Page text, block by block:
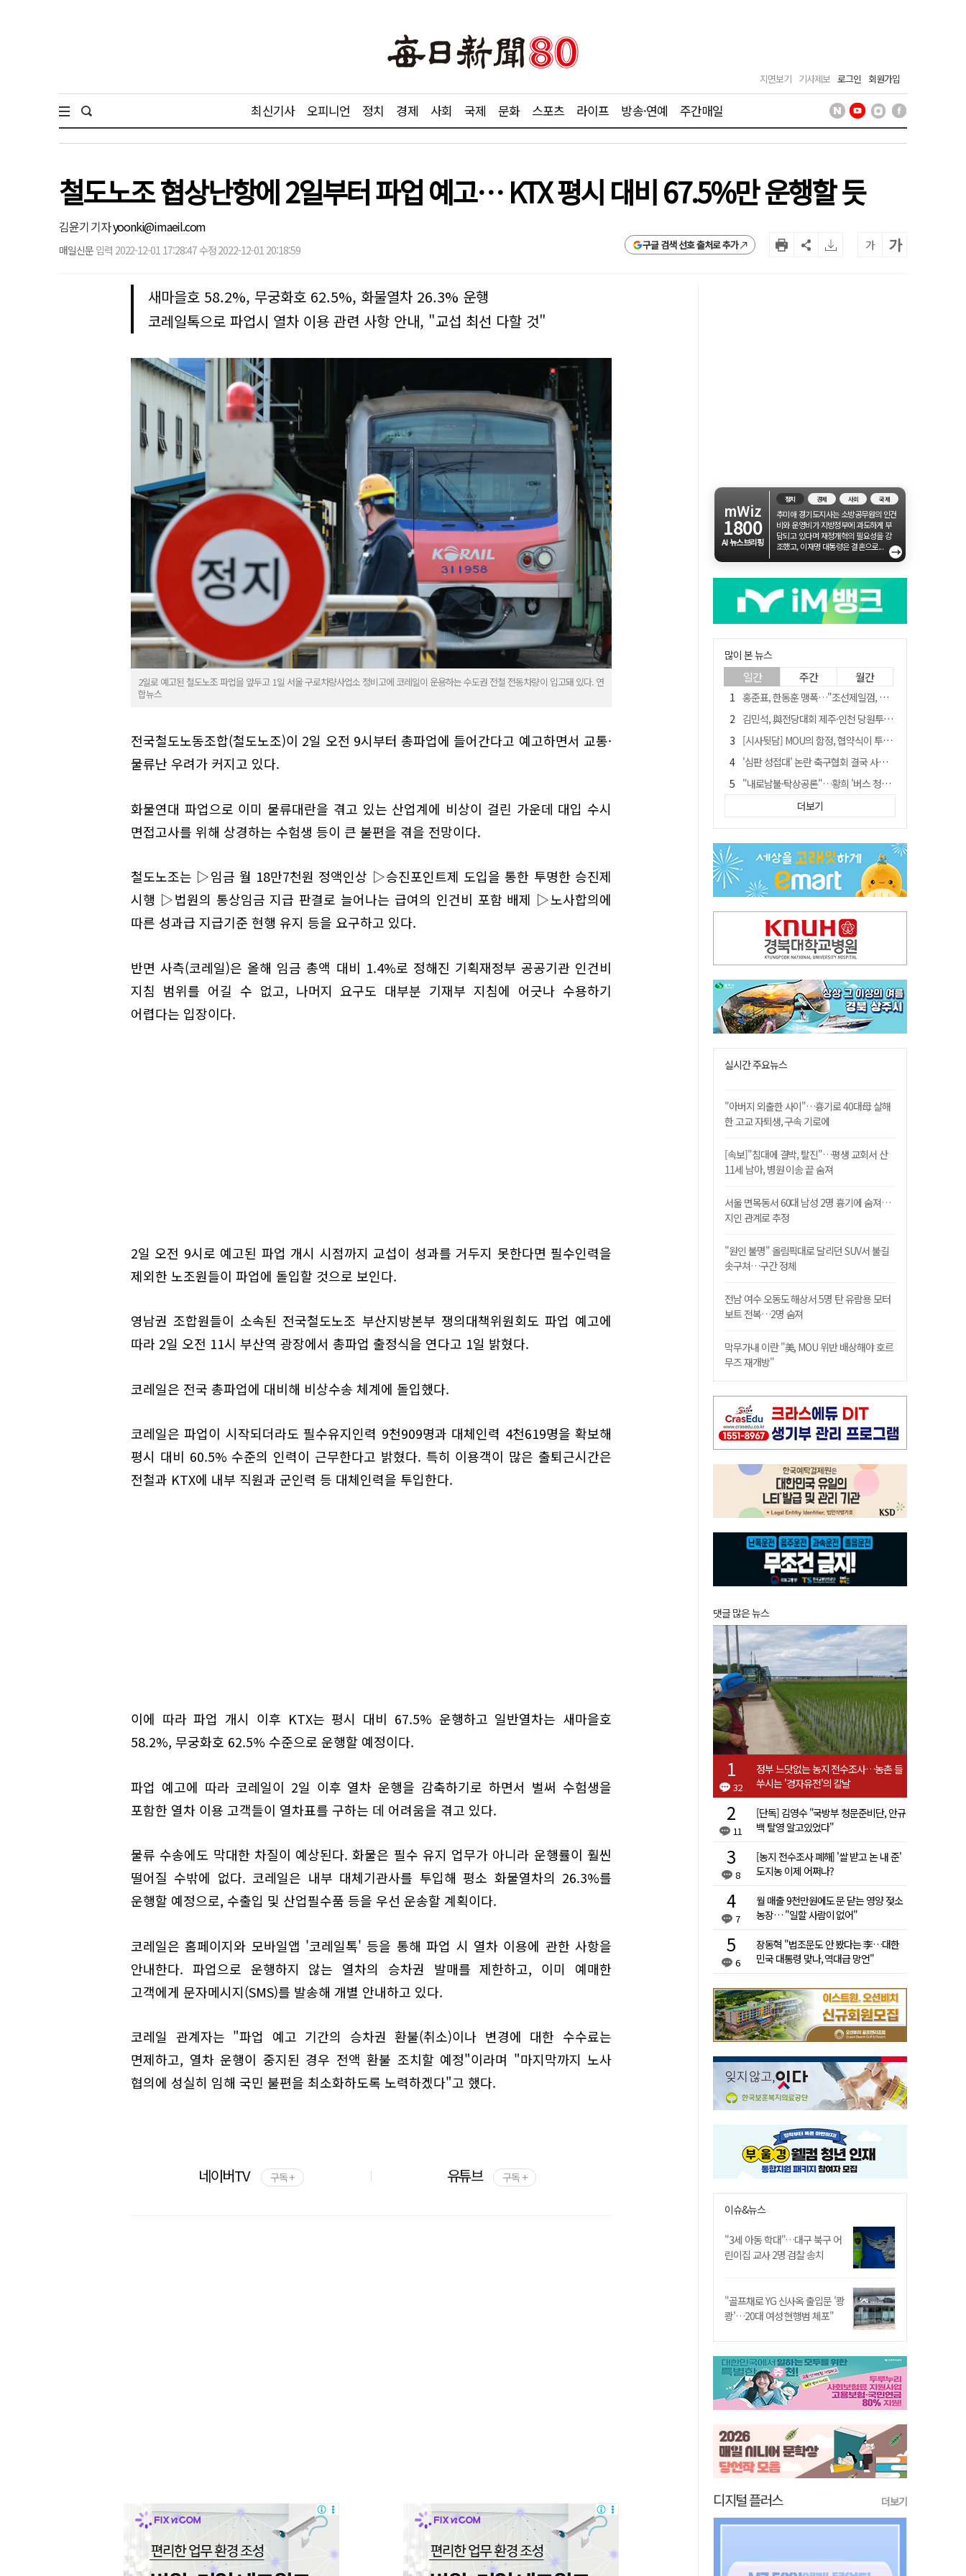
지면보기 기사제보 로그인 회원가입
최신기사 오피니언 정치 경제 사회 국제 문화 스포츠 라이프 방송·연예 주간매일
철도노조 협상난항에 2일부터 파업 예고… KTX 평시 대비 67.5%만 운행할 듯
김윤기 기자yoonki@imaeil.com
매일신문 입력 2022-12-01 17:28:47 수정 2022-12-01 20:18:59 구글 검색 선호 출처로 추가 가 가
새마을호 58.2%, 무궁화호 62.5%, 화물열차 26.3% 운행
코레일톡으로 파업시 열차 이용 관련 사항 안내, "교섭 최선 다할 것"
2일로 예고된 철도노조 파업을 앞두고 1일 서울 구로차량사업소 정비고에 코레일이 운용하는 수도권 전철 전동차량이 입고돼 있다. 연
합뉴스
전국철도노동조합(철도노조)이 2일 오전 9시부터 총파업에 들어간다고 예고하면서 교통·
물류난 우려가 커지고 있다.
화물연대 파업으로 이미 물류대란을 겪고 있는 산업계에 비상이 걸린 가운데 대입 수시
면접고사를 위해 상경하는 수험생 등이 큰 불편을 겪을 전망이다.
철도노조는 ▷임금 월 18만7천원 정액인상 ▷승진포인트제 도입을 통한 투명한 승진제
시행 ▷법원의 통상임금 지급 판결로 늘어나는 급여의 인건비 포함 배제 ▷노사합의에
따른 성과급 지급기준 현행 유지 등을 요구하고 있다.
반면 사측(코레일)은 올해 임금 총액 대비 1.4%로 정해진 기획재정부 공공기관 인건비
지침 범위를 어길 수 없고, 나머지 요구도 대부분 기재부 지침에 어긋나 수용하기
어렵다는 입장이다.
2일 오전 9시로 예고된 파업 개시 시점까지 교섭이 성과를 거두지 못한다면 필수인력을
제외한 노조원들이 파업에 돌입할 것으로 보인다.
영남권 조합원들이 소속된 전국철도노조 부산지방본부 쟁의대책위원회도 파업 예고에
따라 2일 오전 11시 부산역 광장에서 총파업 출정식을 연다고 1일 밝혔다.
코레일은 전국 총파업에 대비해 비상수송 체계에 돌입했다.
코레일은 파업이 시작되더라도 필수유지인력 9천909명과 대체인력 4천619명을 확보해
평시 대비 60.5% 수준의 인력이 근무한다고 밝혔다. 특히 이용객이 많은 출퇴근시간은
전철과 KTX에 내부 직원과 군인력 등 대체인력을 투입한다.
이에 따라 파업 개시 이후 KTX는 평시 대비 67.5% 운행하고 일반열차는 새마을호
58.2%, 무궁화호 62.5% 수준으로 운행할 예정이다.
파업 예고에 따라 코레일이 2일 이후 열차 운행을 감축하기로 하면서 벌써 수험생을
포함한 열차 이용 고객들이 열차표를 구하는 데 어려움을 겪고 있다.
물류 수송에도 막대한 차질이 예상된다. 화물은 필수 유지 업무가 아니라 운행률이 훨씬
떨어질 수밖에 없다. 코레일은 내부 대체기관사를 투입해 평소 화물열차의 26.3%를
운행할 예정으로, 수출입 및 산업필수품 등을 우선 운송할 계획이다.
코레일은 홈페이지와 모바일앱 '코레일톡' 등을 통해 파업 시 열차 이용에 관한 사항을
안내한다. 파업으로 운행하지 않는 열차의 승차권 발매를 제한하고, 이미 예매한
고객에게 문자메시지(SMS)를 발송해 개별 안내하고 있다.
코레일 관계자는 "파업 예고 기간의 승차권 환불(취소)이나 변경에 대한 수수료는
면제하고, 열차 운행이 중지된 경우 전액 환불 조치할 예정"이라며 "마지막까지 노사
협의에 성실히 임해 국민 불편을 최소화하도록 노력하겠다"고 했다.
네이버TV 구독 + 유튜브 구독 +
mWiz
1800
AI 뉴스브리핑
정치 경제 사회 국제
추미애 경기도지사는 소방공무원의 인건
비와 운영비가 지방정부에 과도하게 부
담되고 있다며 재정개혁의 필요성을 강
조했고, 이재명 대통령은 결혼으로...
→
많이 본 뉴스
일간 주간 월간
홍준표, 한동훈 맹폭…"조선제일껌, 권력에 살고 권력에 죽었다"
김민석, 與전당대회 제주·인천 당원투표서 승리…누적 득표는 '초박빙'
[시사뒷담] MOU의 함정, 협약식이 투자 확정은 아니긴 해
'심판 성접대' 논란 축구협회 결국 사과…"깊이 반성, 쇄신하겠다"
"내로남불·탁상공론"…황희 '버스 청년주택' 제안에 與 내부서도 쓴소리
"경로당 통장에 비밀번호가 적혀 있다"…전국 돌며 경로당 13곳 턴 30대 구속
예안향교 대성전, '국가지정 보물로 지정'
휠체어 환자 발로 밀어 숨지게 한 70대 간병인…2심도 집행유예
박권현 청도군수, 국무총리에 "청도 물 공급 최대 3만t 늘려달라"
더보기
실시간 주요뉴스
"아버지 외출한 사이"…흉기로 40대母 살해
한 고교 자퇴생, 구속 기로에
[속보]"침대에 결박, 탈진"…평생 교회서 산
11세 남아, 병원 이송 끝 숨져
서울 면목동서 60대 남성 2명 흉기에 숨져…
지인 관계로 추정
"원인 불명" 올림픽대로 달리던 SUV서 불길
솟구쳐…구간 정체
전남 여수 오동도 해상서 5명 탄 유람용 모터
보트 전복…2명 숨져
막무가내 이란 "美, MOU 위반 배상해야 호르
무즈 재개방"
댓글 많은 뉴스
32
정부 느닷없는 농지 전수조사…농촌 들
쑤시는 '경자유전'의 칼날
11
[단독] 김영수 "국방부 청문준비단, 안규
백 탈영 알고있었다"
8
[농지 전수조사 폐해] '쌀 받고 논 내 준'
도지농 이제 어쩌나?
7
월 매출 9천만원에도 문 닫는 영양 젖소
농장… "일할 사람이 없어"
6
장동혁 "법조문도 안 봤다는 李…대한
민국 대통령 맞나, 역대급 망언"
이슈&뉴스
"3세 아동 학대"…대구 북구 어
린이집 교사 2명 검찰 송치
"골프채로 YG 신사옥 출입문 '쾅
쾅'…20대 여성 현행범 체포"
디지털 플러스 더보기